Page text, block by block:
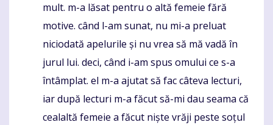
mult. m-a lăsat pentru o altă femeie fără
motive. când l-am sunat, nu mi-a preluat
niciodată apelurile și nu vrea să mă vadă în
jurul lui. deci, când i-am spus omului ce s-a
întâmplat. el m-a ajutat să fac câteva lecturi,
iar după lecturi m-a făcut să-mi dau seama că
cealaltă femeie a făcut niște vrăji peste soțul